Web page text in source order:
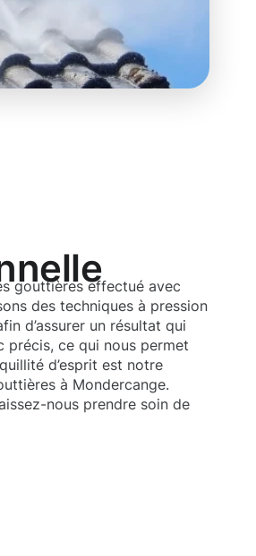
gouttières effectué avec
des techniques à pression
d’assurer un résultat qui
précis, ce qui nous permet
d’esprit est notre
à Mondercange.
nous prendre soin de